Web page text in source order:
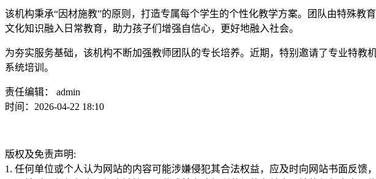
该机构秉承“因材施教”的原则，打造专属每个学生的个性化教学方案。团队由特殊
文化知识融入日常教育，助力孩子们增强自信心，更好地融入社会。
为夯实服务基础，该机构不断加强教师团队的专长培养。近期，特别邀请了专业特
系统培训。
责任编辑： admin
时间：2026-04-22 18:10
版权及免责声明:
1. 任何单位或个人认为网站的内容可能涉嫌侵犯其合法权益，应及时向网站书面反